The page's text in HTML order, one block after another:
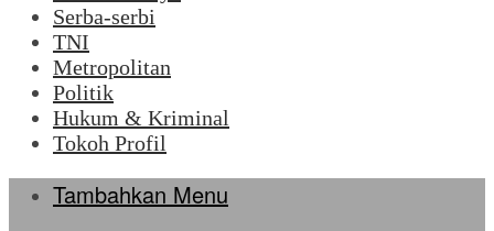
Serba-serbi
TNI
Metropolitan
Politik
Hukum & Kriminal
Tokoh Profil
Tambahkan Menu